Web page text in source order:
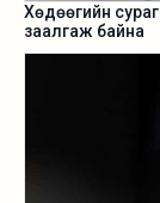
Хөдөөгийн
заалгаж байна